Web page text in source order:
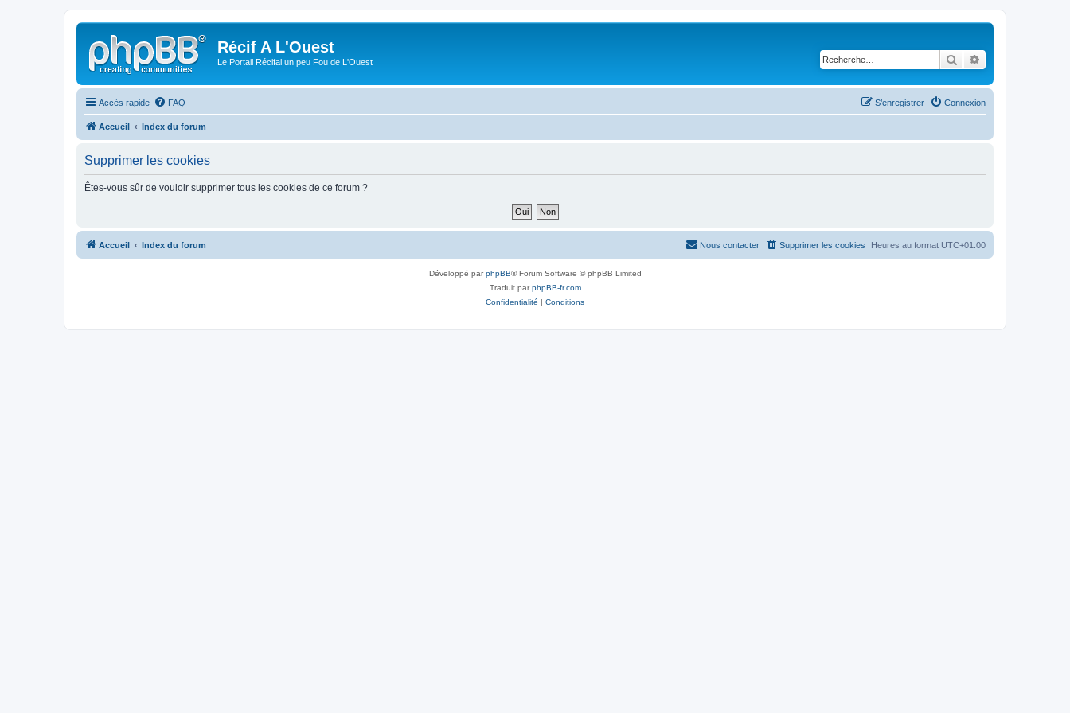
Récif A L'Ouest
Le Portail Récifal un peu Fou de L'Ouest Rechercher
Accès rapide FAQ Connexion
S’enregistrer
Accueil Index du forum
Supprimer les cookies
Êtes-vous sûr de vouloir supprimer tous les cookies de ce forum ?
Accueil Index du forum Heures au format UTC+01:00
Supprimer les cookies
Nous contacter
Développé parphpBB® Forum Software © phpBB Limited
Traduit parphpBB-fr.com
Confidentialité | Conditions